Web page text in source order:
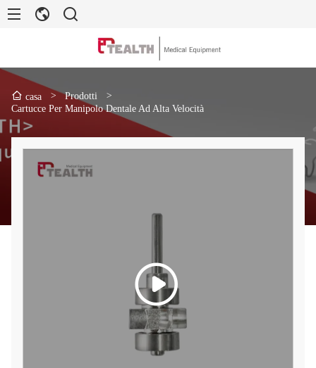
casa > Prodotti
>
Cartucce Per Manipolo Dentale Ad Alta Velocità